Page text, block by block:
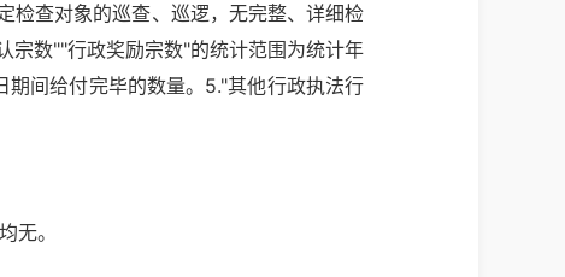
检查对象的巡查、巡逻，无完整、详细检
宗数""行政奖励宗数"的统计范围为统计年
期间给付完毕的数量。5."其他行政执法行
无。